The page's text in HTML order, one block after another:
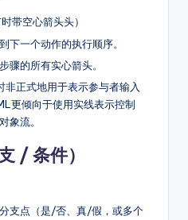
带空心箭头头）
下一个动作的执行顺序。
骤的所有实心箭头。
正式地用于表示参与者输入
更倾向于使用实线表示控制
象流。
/ 条件）
支点（是/否、真/假，或多个